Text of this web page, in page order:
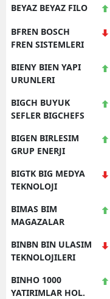
BEYAZ BEYAZ FILO
BFREN BOSCH
FREN SISTEMLERI
BIENY BIEN YAPI
URUNLERI
BIGCH BUYUK
SEFLER BIGCHEFS
BIGEN BIRLESIM
GRUP ENERJI
BIGTK BIG MEDYA
TEKNOLOJI
BIMAS BIM
MAGAZALAR
BINBN BIN ULASIM
TEKNOLOJILERI
BINHO 1000
YATIRIMLAR HOL.